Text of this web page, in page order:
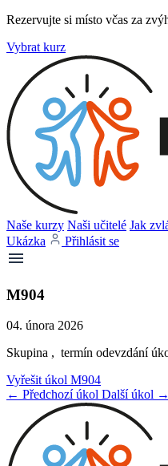
Rezervujte si místo včas za
Vybrat kurz
Naše kurzy Naši učitelé Jak
Ukázka
Přihlásit se
M904
04. února 2026
Skupina , termín odevzdání
Vyřešit úkol M904
← Předchozí úkol Další úkol →